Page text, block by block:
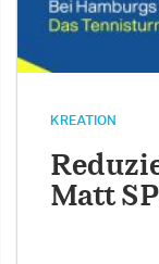
KREATION
Matt